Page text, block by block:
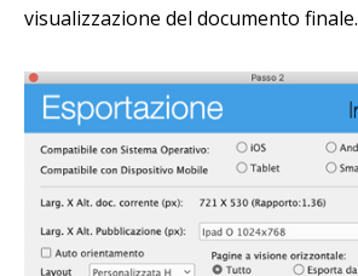
visualizzazione del documento finale.